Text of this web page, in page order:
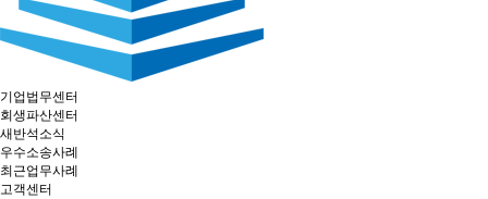
기업법무센터
회생파산센터
새반석소식
우수소송사례
최근업무사례
고객센터